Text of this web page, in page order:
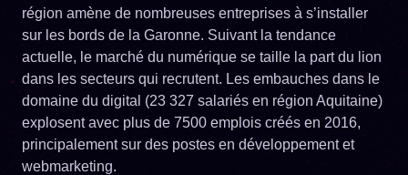
région amène de nombreuses entreprises à s’installer
sur les bords de la Garonne. Suivant la tendance
actuelle, le marché du numérique se taille la part du lion
dans les secteurs qui recrutent. Les embauches dans le
domaine du digital (23 327 salariés en région Aquitaine)
explosent avec plus de 7500 emplois créés en 2016,
principalement sur des postes en développement et
webmarketing.